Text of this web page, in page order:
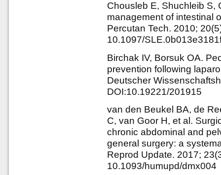
Chousleb E, Shuchleib S,
management of intestinal
Percutan Tech. 2010;
10.1097/
Birchak IV, Borsuk OA.
prevention following
Deutscher
DOI:10.19221/201915
van den Beukel BA, de
C, van Goor H, et al.
chronic abdominal and
general surgery: a
Reprod Update. 2017;
10.1093/humupd/dmx004